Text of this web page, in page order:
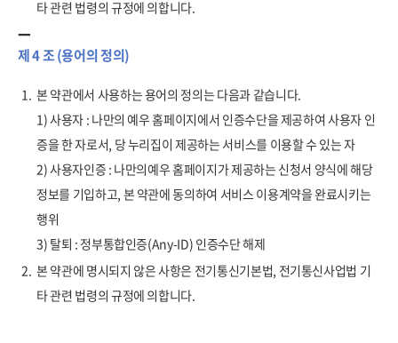
타 관련 법령의 규정에 의합니다.
제 4 조 (용어의 정의)
1. 본 약관에서 사용하는 용어의 정의는 다음과 같습니다.
1) 사용자 : 나만의 예우 홈페이지에서 인증수단을 제공하여 사용자 인
증을 한 자로서, 당 누리집이 제공하는 서비스를 이용할 수 있는 자
2) 사용자인증 : 나만의예우 홈페이지가 제공하는 신청서 양식에 해당
정보를 기입하고, 본 약관에 동의하여 서비스 이용계약을 완료시키는
행위
3) 탈퇴 : 정부통합인증(Any-ID) 인증수단 해제
2. 본 약관에 명시되지 않은 사항은 전기통신기본법, 전기통신사업법 기
타 관련 법령의 규정에 의합니다.